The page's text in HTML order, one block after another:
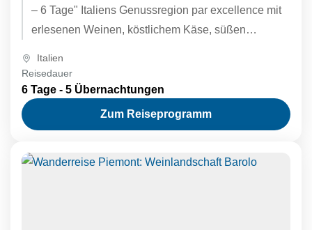
– 6 Tage" Italiens Genussregion par excellence mit
erlesenen Weinen, köstlichem Käse, süßen
Italien
Reisedauer
6 Tage - 5 Übernachtungen
Zum Reiseprogramm